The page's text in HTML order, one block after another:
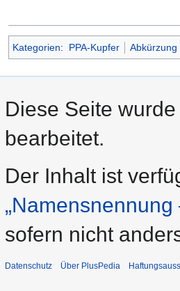
Kategorien: PPA-Kupfer Abkürzung
Diese Seite
bearbeitet.
Der Inhalt ist
sofern nicht
Datenschutz Über PlusPedia